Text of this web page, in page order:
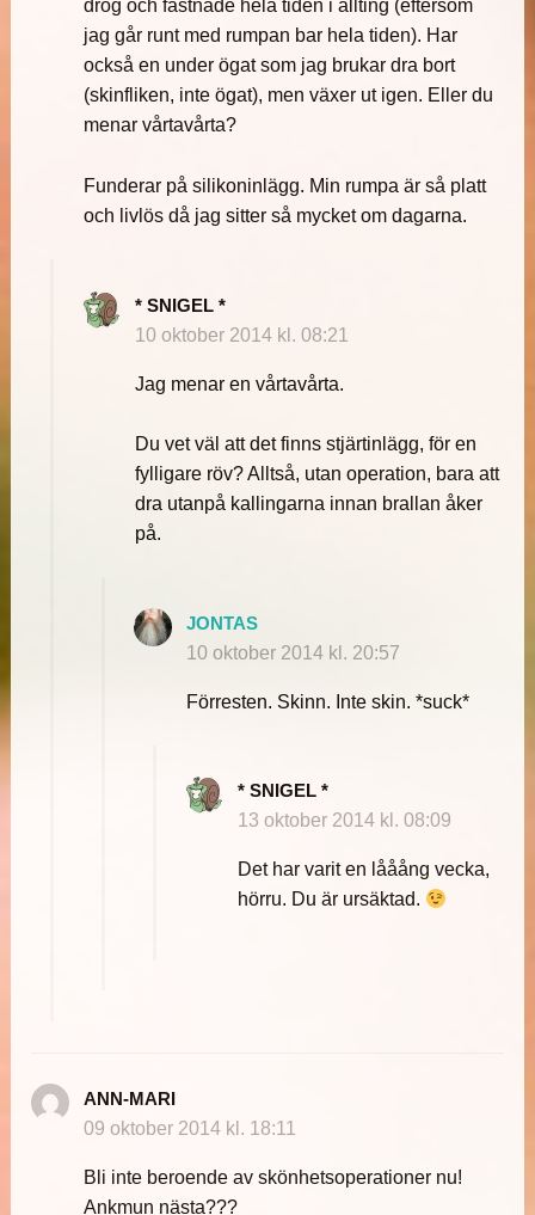
drog och fastnade hela tiden i allting (eftersom
jag går runt med rumpan bar hela tiden). Har
också en under ögat som jag brukar dra bort
(skinfliken, inte ögat), men växer ut igen. Eller du
menar vårtavårta?
Funderar på silikoninlägg. Min rumpa är så platt
och livlös då jag sitter så mycket om dagarna.
* SNIGEL *
10 oktober 2014 kl. 08:21
Jag menar en vårtavårta.
Du vet väl att det finns stjärtinlägg, för en
fylligare röv? Alltså, utan operation, bara att
dra utanpå kallingarna innan brallan åker
på.
JONTAS
10 oktober 2014 kl. 20:57
Förresten. Skinn. Inte skin. *suck*
* SNIGEL *
13 oktober 2014 kl. 08:09
Det har varit en lååång vecka,
hörru. Du är ursäktad.
ANN-MARI
09 oktober 2014 kl. 18:11
Bli inte beroende av skönhetsoperationer nu!
Ankmun nästa???